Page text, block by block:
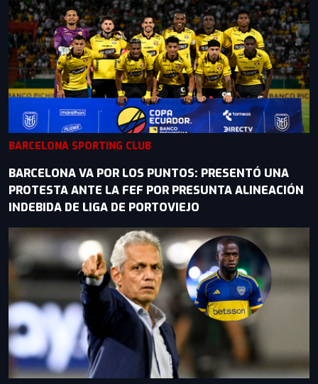
BARCELONA SPORTING CLUB
BARCELONA VA POR LOS PUNTOS: PRESENTÓ UNA
PROTESTA ANTE LA FEF POR PRESUNTA ALINEACIÓN
INDEBIDA DE LIGA DE PORTOVIEJO